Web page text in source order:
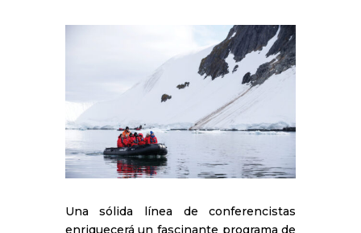
Una sólida línea de conferencistas